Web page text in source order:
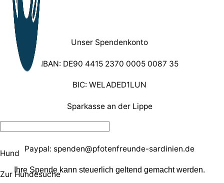
Hund
Zur Hundesuche
Unser Spendenkonto
IBAN: DE90 4415 2370 0005 0087 35
BIC: WELADED1LUN
Sparkasse an der Lippe
Paypal: spenden@pfotenfreunde-sardinien.de
Ihre Spende kann steuerlich geltend gemacht werden.